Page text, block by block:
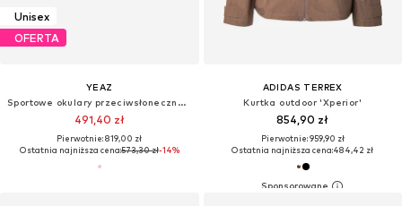
Unisex
OFERTA
YEAZ
Sportowe okulary przeciwsłoneczne 'Sunwave'
491,40 zł
Pierwotnie: 819,00 zł
Ostatnia najniższa cena:573,30 zł-14%
ADIDAS TERREX
Kurtka outdoor 'Xperior'
854,90 zł
Pierwotnie: 959,90 zł
Ostatnia najniższa cena:484,42 zł